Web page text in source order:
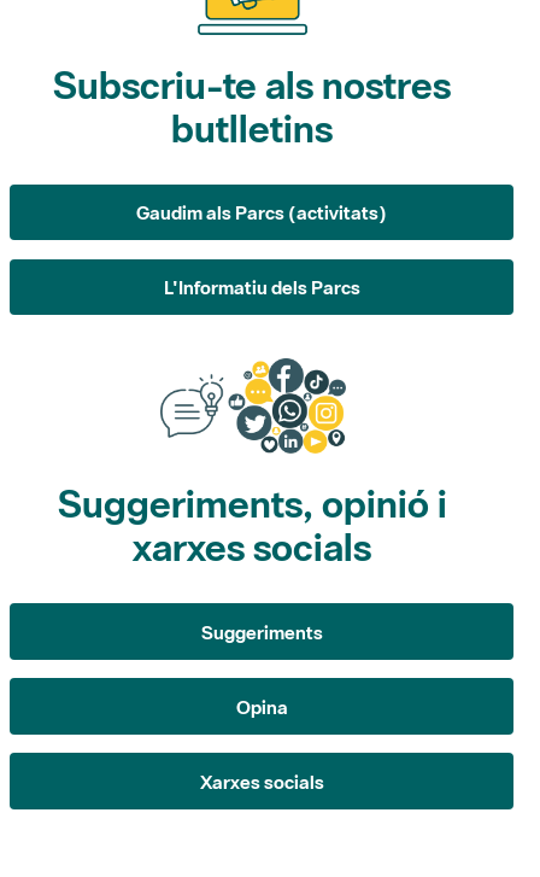
Subscriu-te als nostres
butlletins
L'Informatiu dels Parcs
Suggeriments, opinió i
xarxes socials
Opina
Xarxes socials